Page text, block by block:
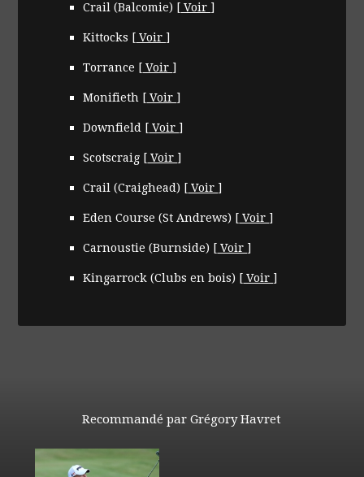
Crail (Balcomie) [ Voir ]
Kittocks [ Voir ]
Torrance [ Voir ]
Monifieth [ Voir ]
Downfield [ Voir ]
Scotscraig [ Voir ]
Crail (Craighead) [ Voir ]
Eden Course (St Andrews) [ Voir ]
Carnoustie (Burnside) [ Voir ]
Kingarrock (Clubs en bois) [ Voir ]
Recommandé par Grégory Havret